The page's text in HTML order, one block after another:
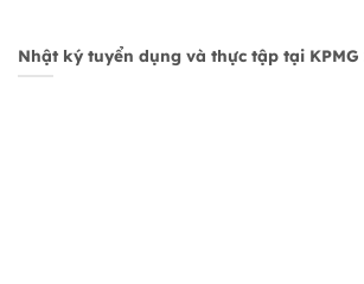
Nhật ký tuyển dụng và thực tập tại KPMG